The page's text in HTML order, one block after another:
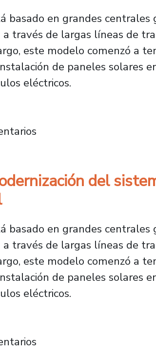
en grandes centrales
través de largas líneas de
este modelo comenzó a
de paneles solares
eléctricos.
modernización del sistema
del
en grandes centrales
través de largas líneas de
este modelo comenzó a
de paneles solares
eléctricos.
modernización del sistema